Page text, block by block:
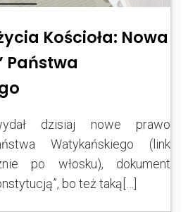
Kościoła: Nowa
Państwa
dzisiaj nowe prawo
Watykańskiego (link
po włosku), dokument
bo też taką[…]